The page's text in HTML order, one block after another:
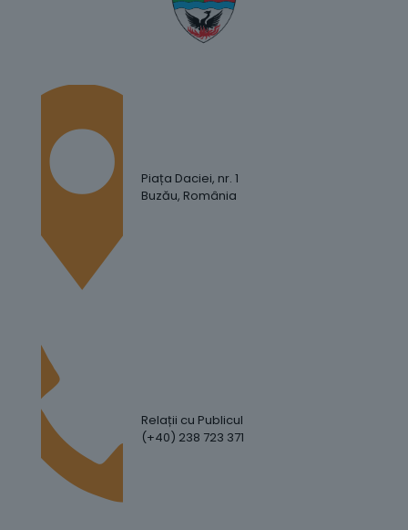
Piața Daciei, nr. 1
Buzău, România
Relații cu Publicul
(+40) 238 723 371